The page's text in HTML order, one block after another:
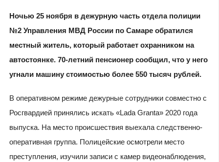
Ночью 25 ноября в дежурную часть отдела полиции
№2 Управления МВД России по Самаре обратился
местный житель, который работает охранником на
автостоянке. 70-летний пенсионер сообщил, что у него
угнали машину стоимостью более 550 тысяч рублей.
В оперативном режиме дежурные сотрудники совместно с
Росгвардией принялись искать «Lada Granta» 2020 года
выпуска. На место происшествия выехала следственно-
оперативная группа. Полицейские осмотрели место
преступления, изучили записи с камер видеонаблюдения,